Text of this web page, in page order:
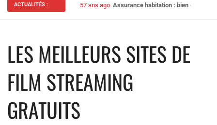
ACTUALITÉS : 57 ans ago Assurance habitation : bien choisir
LES MEILLEURS SITES DE
FILM STREAMING
GRATUITS